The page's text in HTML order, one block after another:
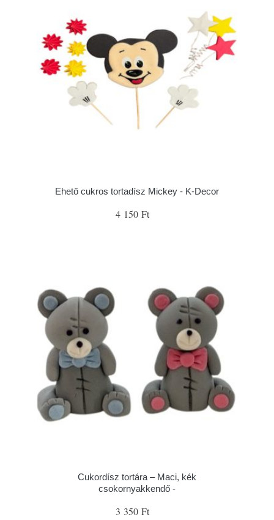
Ehető cukros tortadísz Mickey - K-Decor
4 150 Ft
Cukordísz tortára – Maci, kék
csokornyakkendő -
3 350 Ft